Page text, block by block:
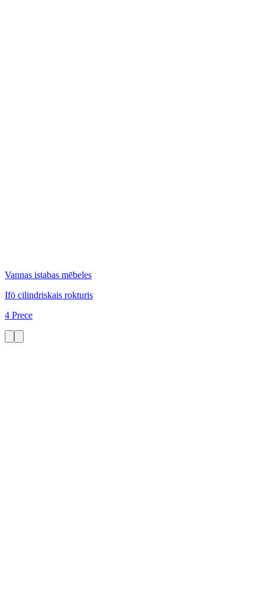
Vannas istabas mēbeles
Ifö cilindriskais rokturis
4 Prece